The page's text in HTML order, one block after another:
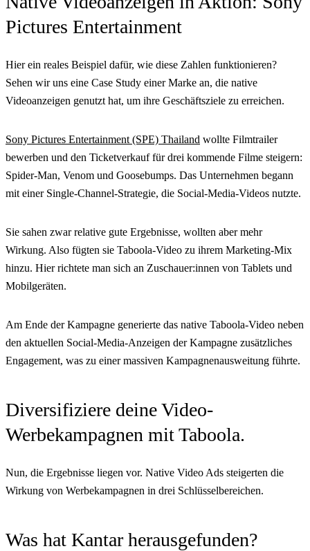
Pictures Entertainment
Hier ein reales Beispiel dafür, wie diese Zahlen funktionieren?
Sehen wir uns eine Case Study einer Marke an, die native
Videoanzeigen genutzt hat, um ihre Geschäftsziele zu erreichen.
Sony Pictures Entertainment (SPE) Thailand wollte Filmtrailer
bewerben und den Ticketverkauf für drei kommende Filme steigern:
Spider-Man, Venom und Goosebumps. Das Unternehmen begann
mit einer Single-Channel-Strategie, die Social-Media-Videos nutzte.
Sie sahen zwar relative gute Ergebnisse, wollten aber mehr
Wirkung. Also fügten sie Taboola-Video zu ihrem Marketing-Mix
hinzu. Hier richtete man sich an Zuschauer:innen von Tablets und
Mobilgeräten.
Am Ende der Kampagne generierte das native Taboola-Video neben
den aktuellen Social-Media-Anzeigen der Kampagne zusätzliches
Engagement, was zu einer massiven Kampagnenausweitung führte.
Diversifiziere deine Video-
Werbekampagnen mit Taboola.
Nun, die Ergebnisse liegen vor. Native Video Ads steigerten die
Wirkung von Werbekampagnen in drei Schlüsselbereichen.
Was hat Kantar herausgefunden?